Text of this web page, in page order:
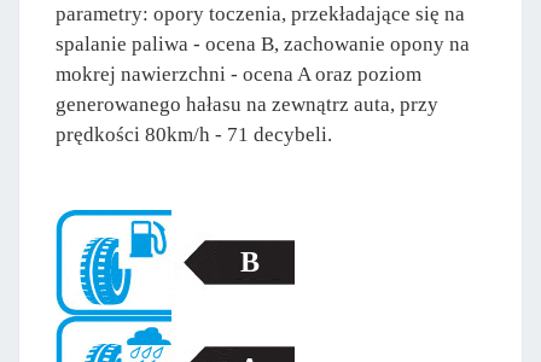
parametry: opory toczenia, przekładające się na
spalanie paliwa - ocena B, zachowanie opony na
mokrej nawierzchni - ocena A oraz poziom
generowanego hałasu na zewnątrz auta, przy
prędkości 80km/h - 71 decybeli.
B